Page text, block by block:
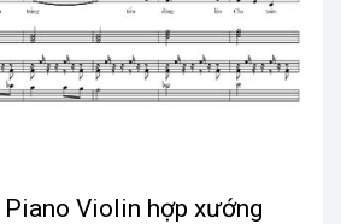
Piano Violin hợp xướng